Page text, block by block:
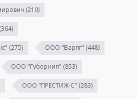
(210)
(364)
(275) ООО "Варяг" (448)
ООО "Губерния" (853)
ООО "ПРЕСТИЖ-С" (283)